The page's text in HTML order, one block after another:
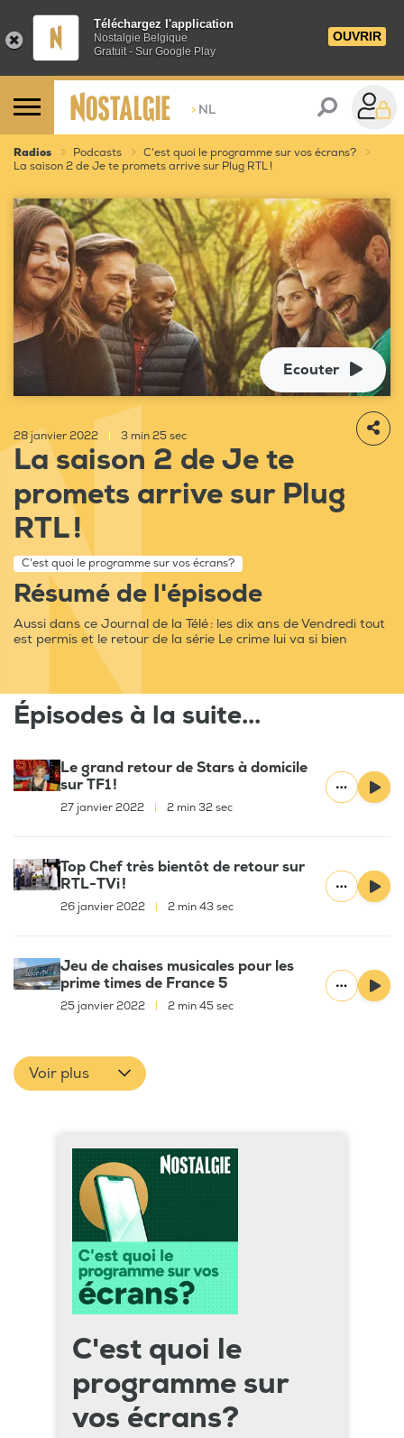
Téléchargez l'application
Nostalgie Belgique
Gratuit - Sur Google Play
OUVRIR
> NL
Radios Podcasts
C'est quoi le programme sur vos écrans?
La saison 2 de Je te promets arrive sur Plug RTL !
Ecouter
28 janvier 2022 3 min 25 sec
La saison 2 de Je te
promets arrive sur Plug
RTL !
C'est quoi le programme sur vos écrans?
Résumé de l'épisode
Aussi dans ce Journal de la Télé : les dix ans de Vendredi tout
est permis et le retour de la série Le crime lui va si bien
Épisodes à la suite...
Le grand retour de Stars à domicile
sur TF1 !
27 janvier 2022 2 min 32 sec
Top Chef très bientôt de retour sur
RTL-TVi !
26 janvier 2022 2 min 43 sec
Jeu de chaises musicales pour les
prime times de France 5
25 janvier 2022 2 min 45 sec
Voir plus
C'est quoi le
programme sur
vos écrans?